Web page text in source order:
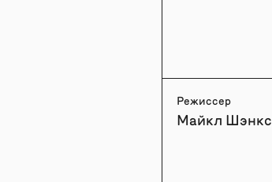
Режиссер
Майкл Шэнкс